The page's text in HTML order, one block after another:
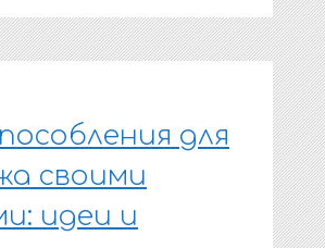
для
своими
идеи и